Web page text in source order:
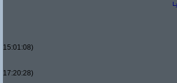
15:01:08)
17:20:28)